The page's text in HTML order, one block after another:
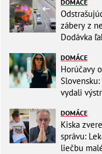
DOMÁCE
zábery z
Dodávka
DOMÁCE
Horúčavy
vydali
DOMÁCE
Kiska
správu:
liečbu